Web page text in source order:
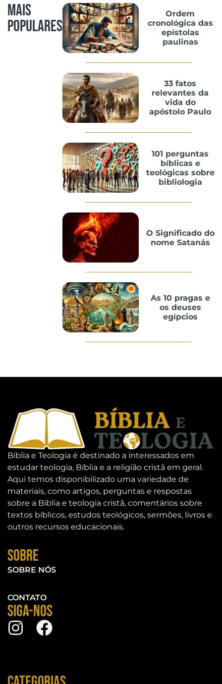
Mais
Populares
Ordem
cronológica das
epístolas
paulinas
33 fatos
relevantes da
vida do
apóstolo Paulo
101 perguntas
bíblicas e
teológicas sobre
bibliologia
O Significado do
nome Satanás
As 10 pragas e
os deuses
egípcios
Bíblia e Teologia é destinado a interessados em
estudar teologia, Bíblia e a religião cristã em geral.
Aqui temos disponibilizado uma variedade de
materiais, como artigos, perguntas e respostas
sobre a Bíblia e teologia cristã, comentários sobre
textos bíblicos, estudos teológicos, sermões, livros e
outros recursos educacionais.
Sobre
SOBRE NÓS
CONTATO
Siga-nos